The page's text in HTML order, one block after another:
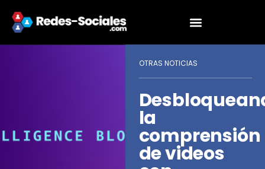
OTRAS NOTICIAS
la
comprensión
de videos